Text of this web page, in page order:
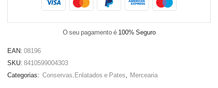
O seu pagamento é 100% Seguro
EAN: 08196
SKU: 8410599004303
Categorias: Conservas,Enlatados e Pates Mercearia